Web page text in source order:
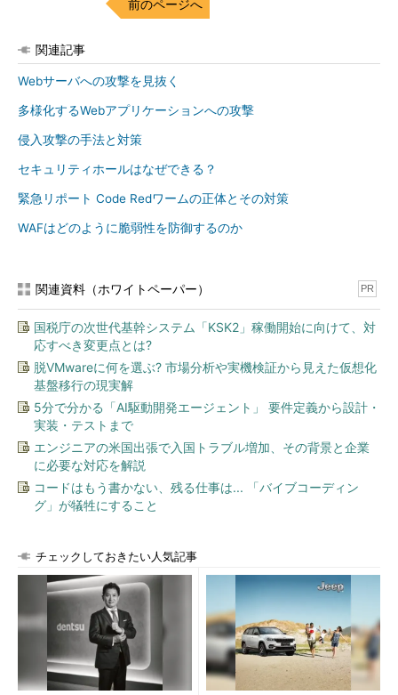
前のページへ
関連記事
Webサーバへの攻撃を見抜く
多様化するWebアプリケーションへの攻撃
侵入攻撃の手法と対策
セキュリティホールはなぜできる？
緊急リポート Code Redワームの正体とその対策
WAFはどのように脆弱性を防御するのか
関連資料（ホワイトペーパー） PR
国税庁の次世代基幹システム「KSK2」稼働開始に向けて、対
応すべき変更点とは?
脱VMwareに何を選ぶ? 市場分析や実機検証から見えた仮想化
基盤移行の現実解
5分で分かる「AI駆動開発エージェント」 要件定義から設計・
実装・テストまで
エンジニアの米国出張で入国トラブル増加、その背景と企業
に必要な対応を解説
コードはもう書かない、残る仕事は... 「バイブコーディン
グ」が犠牲にすること
チェックしておきたい人気記事